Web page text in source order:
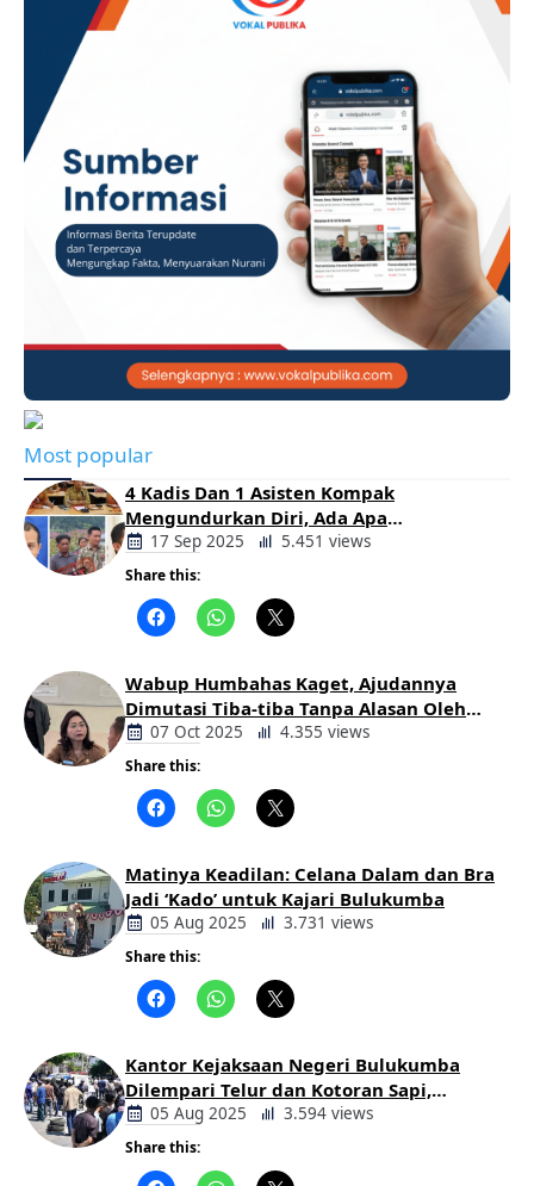
Most popular
4 Kadis Dan 1 Asisten Kompak
Mengundurkan Diri, Ada Apa
Pemerintahan Oloan
17 Sep 2025 5.451 views
Share this:
Wabup Humbahas Kaget, Ajudannya
Dimutasi Tiba-tiba Tanpa Alasan Oleh
Bupati
07 Oct 2025 4.355 views
Share this:
Matinya Keadilan: Celana Dalam dan Bra
Jadi ‘Kado’ untuk Kajari Bulukumba
05 Aug 2025 3.731 views
Share this:
Kantor Kejaksaan Negeri Bulukumba
Dilempari Telur dan Kotoran Sapi,
Keluarga Korban Lakalantas Tuntut
Keadilan
05 Aug 2025 3.594 views
Share this: